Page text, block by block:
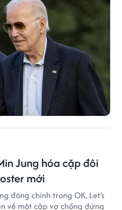
Jung hóa cặp đôi
mới
đóng chính trong OK, Let's
về một cặp vợ chồng đứng